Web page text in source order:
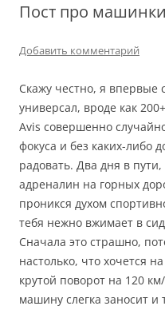
Пост про машинки
Добавить комментарий
Скажу честно, я впервые
универсал, вроде как
Avis совершенно
фокуса и без каких-либо
радовать. Два дня в
адреналин на горных
проникся духом
тебя нежно вжимает в
Сначала это страшно,
настолько, что хочется
крутой поворот на 120
машину слегка заносит и